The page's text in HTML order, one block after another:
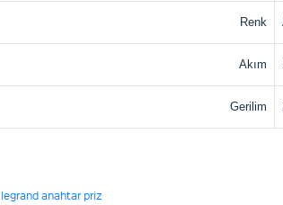
Renk
Akım
Gerilim
legrand anahtar priz